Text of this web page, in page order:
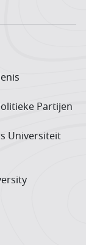
Partijen
Universiteit